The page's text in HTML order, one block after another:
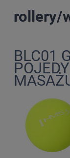
rollery/
BLC01